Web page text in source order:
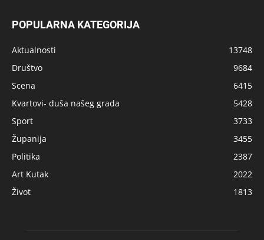
POPULARNA KATEGORIJA
Aktualnosti
13748
Društvo
9684
Scena
6415
Kvartovi- duša našeg grada
5428
Sport
3733
Županija
3455
Politika
2387
Art Kutak
2022
Život
1813